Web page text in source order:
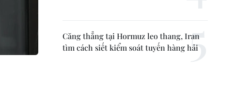
Căng thẳng tại Hormuz leo thang, Iran
tìm cách siết kiểm soát tuyến hàng hải